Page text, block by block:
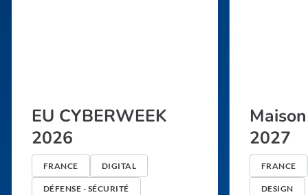
EU CYBERWEEK
2026
FRANCE DIGITAL
DÉFENSE - SÉCURITÉ
2027
FRANCE
DESIGN